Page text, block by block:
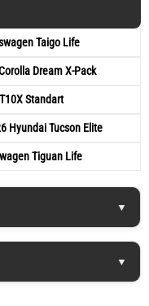
Taigo Life
Dream X-Pack
Standart
Hyundai Tucson Elite
Tiguan Life